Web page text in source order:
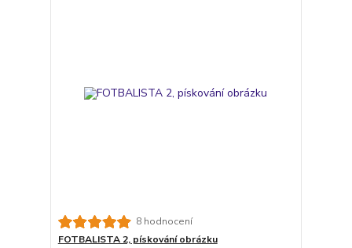
8 hodnocení
FOTBALISTA 2, pískování obrázku